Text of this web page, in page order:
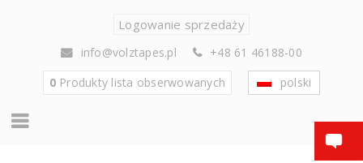
Logowanie sprzedaży
info@volztapes.pl
+48 61 46188-00
0Produkty lista obserwowanych polski